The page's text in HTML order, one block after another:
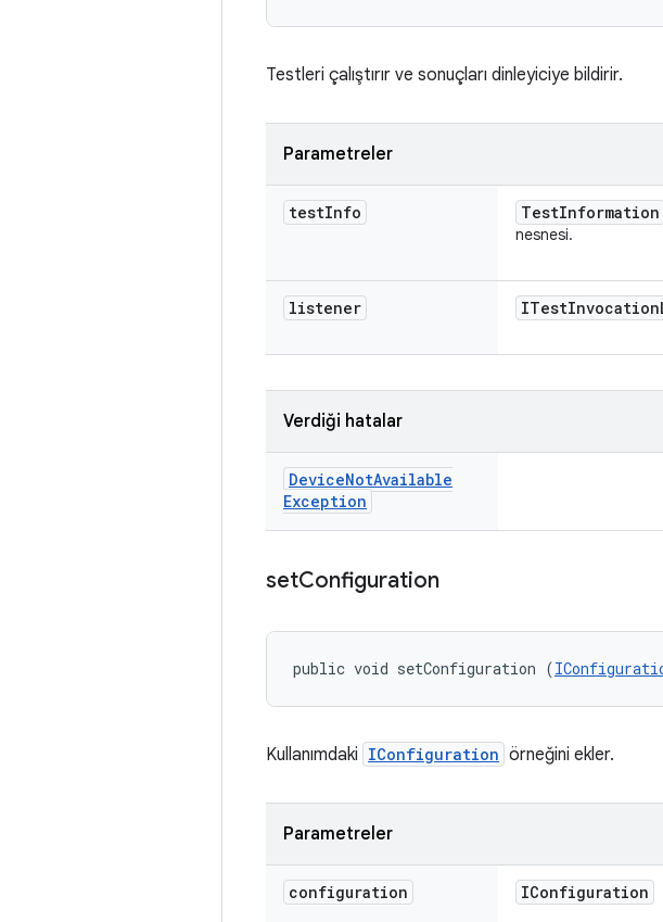
Testleri çalıştırır ve sonuçları dinleyiciye bildirir.
Parametreler
testInfo TestInformation
nesnesi.
listener ITestInvocation
Verdiği hatalar
DeviceNotAvailable
Exception
setConfiguration
public void setConfiguration (
Kullanımdaki IConfiguration örneğini ekler.
Parametreler
configuration IConfiguration